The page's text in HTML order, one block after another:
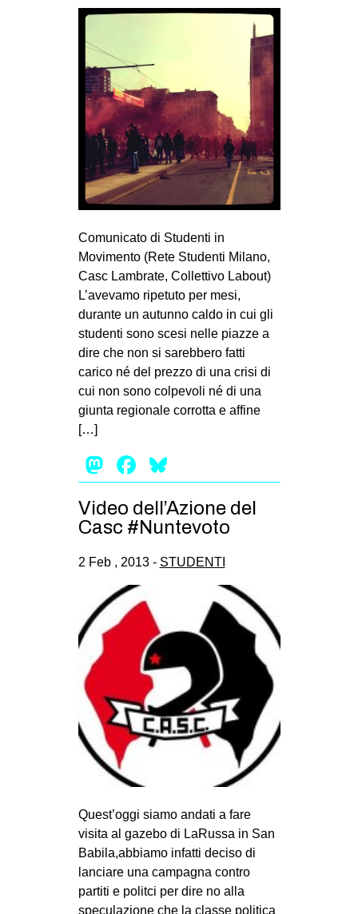
RECENSIONI
INTERNAZIONALE
AFRICA
AMERICHE
ESTREMO ORIENTE
MEDIO ORIENTE
MONDO
EVENTI
in
Fb
tw
ms
SEARCH
Comunicato di Studenti in
Movimento (Rete Studenti Milano,
Casc Lambrate, Collettivo Labout)
L’avevamo ripetuto per mesi,
durante un autunno caldo in cui gli
studenti sono scesi nelle piazze a
dire che non si sarebbero fatti
carico né del prezzo di una crisi di
cui non sono colpevoli né di una
giunta regionale corrotta e affine
[…]
Mastodon
Facebook
Video dell’Azione del
Casc #Nuntevoto
2 Feb , 2013 - STUDENTI
Quest’oggi siamo andati a fare
visita al gazebo di LaRussa in San
Babila,abbiamo infatti deciso di
lanciare una campagna contro
partiti e politci per dire no alla
speculazione che la classe politica